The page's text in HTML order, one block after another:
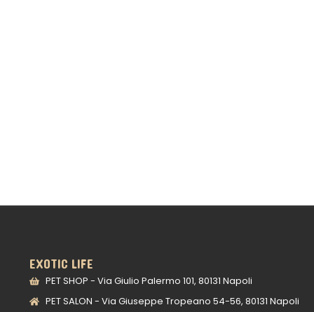
EXOTIC LIFE
PET SHOP - Via Giulio Palermo 101, 80131 Napoli
PET SALON - Via Giuseppe Tropeano 54-56, 80131 Napoli